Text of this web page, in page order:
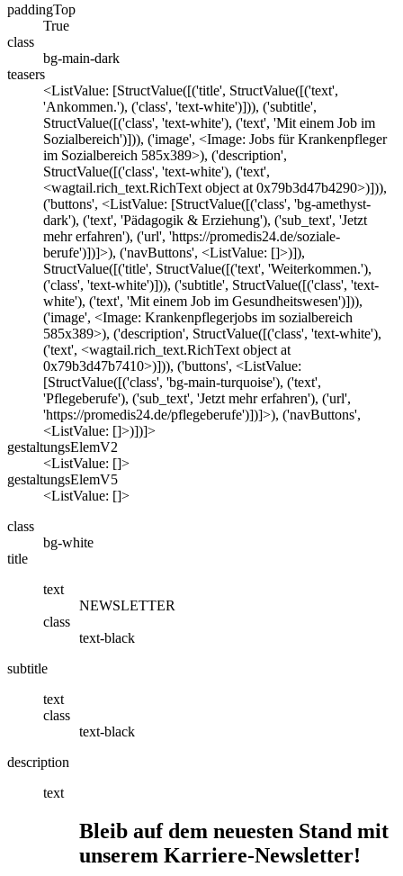
paddingTop
True
class
bg-main-dark
teasers
<ListValue: [StructValue([('title', StructValue([('text',
'Ankommen.'), ('class', 'text-white')])), ('subtitle',
StructValue([('class', 'text-white'), ('text', 'Mit einem Job im
Sozialbereich')])), ('image', <Image: Jobs für Krankenpfleger
im Sozialbereich 585x389>), ('description',
StructValue([('class', 'text-white'), ('text',
<wagtail.rich_text.RichText object at 0x79b3d47b4290>)])),
('buttons', <ListValue: [StructValue([('class', 'bg-amethyst-
dark'), ('text', 'Pädagogik & Erziehung'), ('sub_text', 'Jetzt
mehr erfahren'), ('url', 'https://promedis24.de/soziale-
berufe')])]>), ('navButtons', <ListValue: []>)]),
StructValue([('title', StructValue([('text', 'Weiterkommen.'),
('class', 'text-white')])), ('subtitle', StructValue([('class', 'text-
white'), ('text', 'Mit einem Job im Gesundheitswesen')])),
('image', <Image: Krankenpflegerjobs im sozialbereich
585x389>), ('description', StructValue([('class', 'text-white'),
('text', <wagtail.rich_text.RichText object at
0x79b3d47b7410>)])), ('buttons', <ListValue:
[StructValue([('class', 'bg-main-turquoise'), ('text',
'Pflegeberufe'), ('sub_text', 'Jetzt mehr erfahren'), ('url',
'https://promedis24.de/pflegeberufe')])]>), ('navButtons',
<ListValue: []>)])]>
gestaltungsElemV2
<ListValue: []>
gestaltungsElemV5
<ListValue: []>
class
bg-white
title
text
NEWSLETTER
class
text-black
subtitle
text
class
text-black
description
text
Bleib auf dem neuesten Stand mit
unserem Karriere-Newsletter!